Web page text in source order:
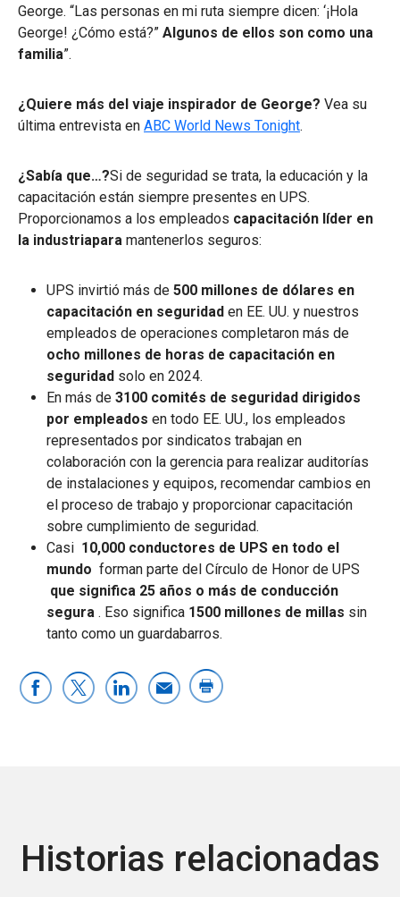
George. “Las personas en mi ruta siempre dicen: ‘¡Hola
George! ¿Cómo está?” Algunos de ellos son como una
familia”.
¿Quiere más del viaje inspirador de George? Vea su
última entrevista en ABC World News Tonight.
¿Sabía que…?Si de seguridad se trata, la educación y la
capacitación están siempre presentes en UPS.
Proporcionamos a los empleados capacitación líder en
la industriapara mantenerlos seguros:
UPS invirtió más de 500 millones de dólares en
capacitación en seguridad en EE. UU. y nuestros
empleados de operaciones completaron más de
ocho millones de horas de capacitación en
seguridad solo en 2024.
En más de 3100 comités de seguridad dirigidos
por empleados en todo EE. UU., los empleados
representados por sindicatos trabajan en
colaboración con la gerencia para realizar auditorías
de instalaciones y equipos, recomendar cambios en
el proceso de trabajo y proporcionar capacitación
sobre cumplimiento de seguridad.
Casi 10,000 conductores de UPS en todo el
mundo forman parte del Círculo de Honor de UPS
que significa 25 años o más de conducción
segura . Eso significa 1500 millones de millas sin
tanto como un guardabarros.
Historias relacionadas